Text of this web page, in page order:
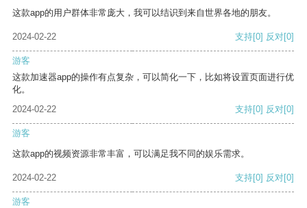
这款app的用户群体非常庞大，我可以结识到来自世界各地的朋友。
2024-02-22 支持[0] 反对[0]
游客
这款加速器app的操作有点复杂，可以简化一下，比如将设置页面进行优
化。
2024-02-22
支持[0] 反对[0]
游客
这款app的视频资源非常丰富，可以满足我不同的娱乐需求。
2024-02-22 支持[0] 反对[0]
游客